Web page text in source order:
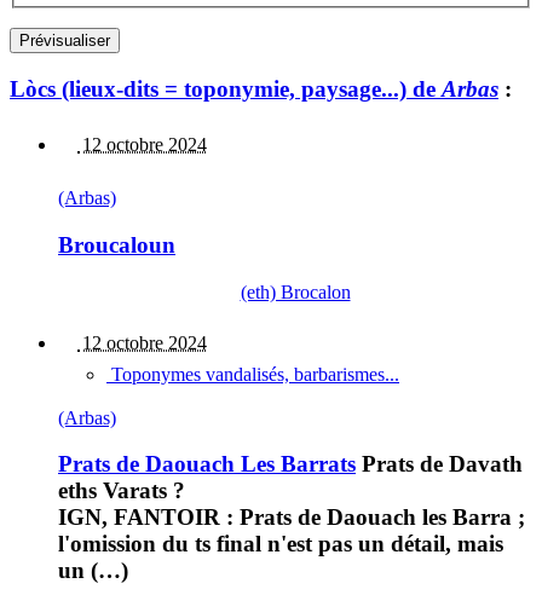
Lòcs (lieux-dits = toponymie, paysage...) de Arbas :
12 octobre 2024
(Arbas)
Broucaloun
(eth) Brocalon
12 octobre 2024
Toponymes vandalisés, barbarismes...
(Arbas)
Prats de Daouach Les Barrats Prats de Davath
eths Varats ?
IGN, FANTOIR : Prats de Daouach les Barra ;
l'omission du ts final n'est pas un détail, mais
un (…)